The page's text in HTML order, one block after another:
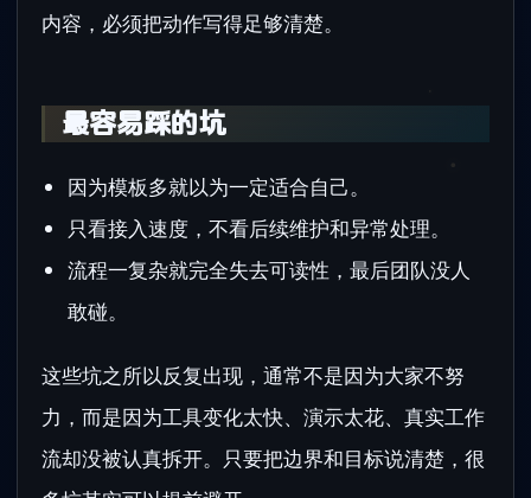
内容，必须把动作写得足够清楚。
最容易踩的坑
因为模板多就以为一定适合自己。
只看接入速度，不看后续维护和异常处理。
流程一复杂就完全失去可读性，最后团队没人
敢碰。
这些坑之所以反复出现，通常不是因为大家不努
力，而是因为工具变化太快、演示太花、真实工作
流却没被认真拆开。只要把边界和目标说清楚，很